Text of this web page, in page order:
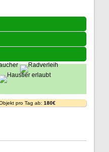
pro Tag ab: 180€